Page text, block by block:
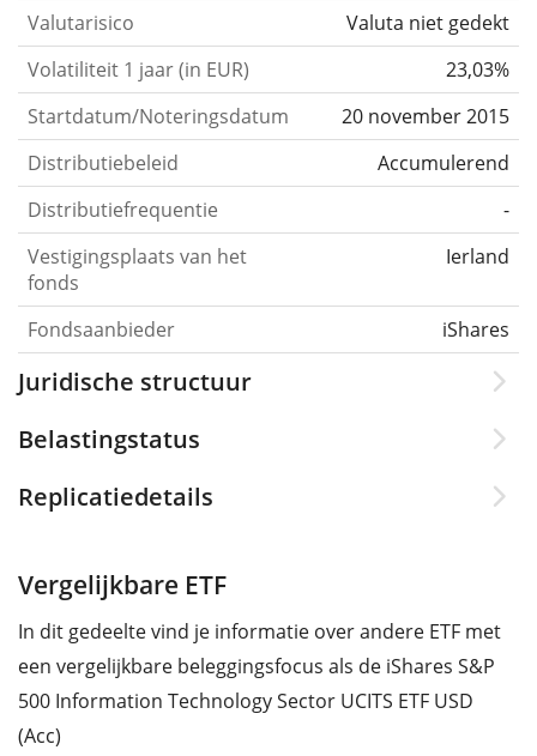
Valutarisico
Valuta niet gedekt
Volatiliteit 1 jaar (in EUR)
23,03%
Startdatum/Noteringsdatum
20 november 2015
Distributiebeleid
Accumulerend
Distributiefrequentie
-
Vestigingsplaats van het
fonds
Ierland
Fondsaanbieder iShares
Juridische structuur
Belastingstatus
Replicatiedetails
Vergelijkbare ETF
In dit gedeelte vind je informatie over andere ETF met
een vergelijkbare beleggingsfocus als de iShares S&P
500 Information Technology Sector UCITS ETF USD
(Acc)